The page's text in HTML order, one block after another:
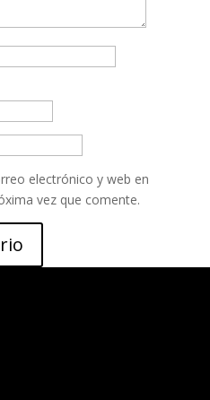
electrónico y web en
vez que comente.